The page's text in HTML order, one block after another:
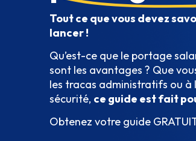
Tout ce que vous devez
lancer !
Qu’est-ce que le portage
sont les avantages ? Que
les tracas administratifs ou
sécurité, ce guide est fait
Obtenez votre guide